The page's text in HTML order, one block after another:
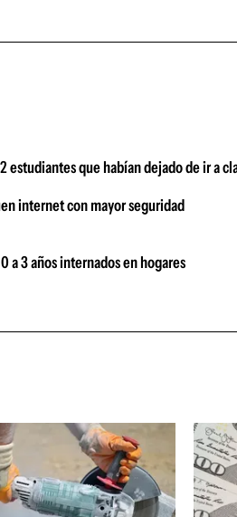
estudiantes que habían dejado de ir a
internet con mayor seguridad
a 3 años internados en hogares